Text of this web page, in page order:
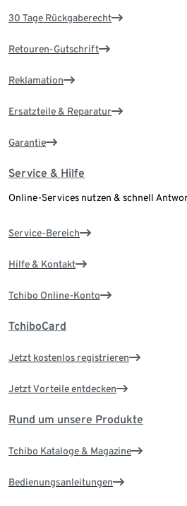
30 Tage Rückgaberecht
Retouren-Gutschrift
Reklamation
Ersatzteile & Reparatur
Garantie
Service & Hilfe
Online-Services nutzen & schnell
Service-Bereich
Hilfe & Kontakt
Tchibo Online-Konto
TchiboCard
Jetzt kostenlos registrieren
Jetzt Vorteile entdecken
Rund um unsere Produkte
Tchibo Kataloge & Magazine
Bedienungsanleitungen